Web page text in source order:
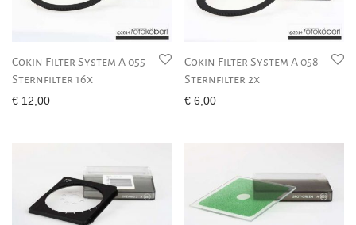
Cokin Filter System A 055
Sternfilter 16x
€ 12,00
Cokin Filter System A 058
Sternfilter 2x
€ 6,00